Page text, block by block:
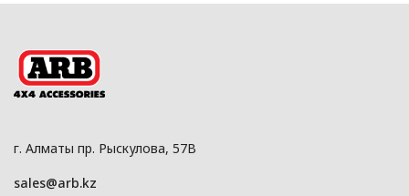
г. Алматы пр. Рыскулова, 57В
sales@arb.kz